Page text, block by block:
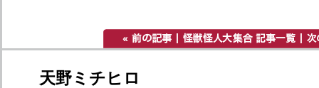
天野ミチヒロ